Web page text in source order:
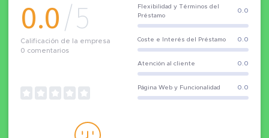
0.0/5
Calificación de la empresa
0 comentarios
Flexibilidad y Términos del
Préstamo
0.0
Coste e Interés del Préstamo 0.0
Atención al cliente 0.0
Página Web y Funcionalidad 0.0